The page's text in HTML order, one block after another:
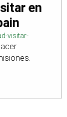
en
visitar-